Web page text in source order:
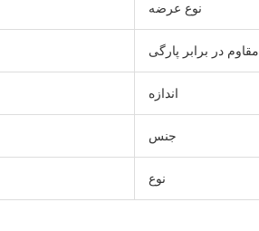
نوع عرضه
مقاوم در برابر پارگی
اندازه
جنس
نوع